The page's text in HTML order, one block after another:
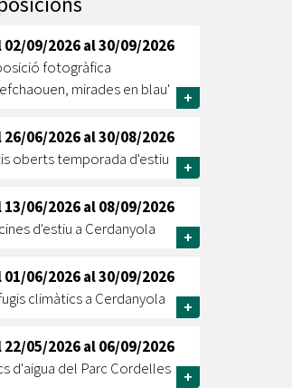
Integritat
de Comptes
Obertes
de Serveis i Tràmits
02/09/2026al30/09/2026
fotogràfica
mirades en blau'
+
26/06/2026al30/08/2026
oberts temporada d'estiu
+
13/06/2026al08/09/2026
d'estiu a Cerdanyola
+
01/06/2026al30/09/2026
climàtics a Cerdanyola
+
22/05/2026al06/09/2026
d'aigua del Parc Cordelles
+